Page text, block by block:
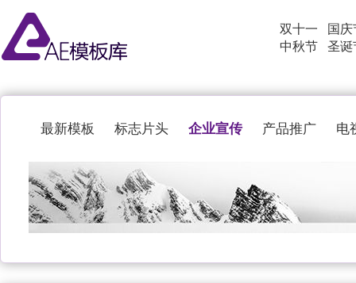
双十一
中秋节
国庆
圣诞
最新模板 标志片头 企业宣传 产品推广 电